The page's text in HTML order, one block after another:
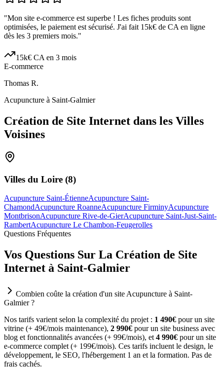
"Mon site e-commerce est superbe ! Les fiches produits sont
optimisées, le paiement est sécurisé. J'ai fait 15k€ de CA en ligne
dès les 3 premiers mois."
15k€ CA en 3 mois
E-commerce
Thomas R.
Acupuncture à Saint-Galmier
Création de Site Internet dans les Villes
Voisines
Villes du Loire (8)
Acupuncture Saint-ÉtienneAcupuncture Saint-
ChamondAcupuncture RoanneAcupuncture FirminyAcupuncture
MontbrisonAcupuncture Rive-de-GierAcupuncture Saint-Just-Saint-
RambertAcupuncture Le Chambon-Feugerolles
Questions Fréquentes
Vos Questions Sur La Création de Site
Internet à Saint-Galmier
Combien coûte la création d'un site Acupuncture à Saint-
Galmier ?
Nos tarifs varient selon la complexité du projet : 1 490€ pour un site
vitrine (+ 49€/mois maintenance), 2 990€ pour un site business avec
blog et fonctionnalités avancées (+ 99€/mois), et 4 990€ pour un site
e-commerce complet (+ 199€/mois). Ces tarifs incluent le design, le
développement, le SEO, l'hébergement 1 an et la formation. Pas de
frais cachés.